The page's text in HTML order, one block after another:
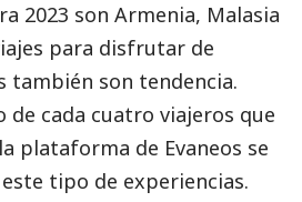
2023 son Armenia, Malasia
para disfrutar de
también son tendencia.
de cada cuatro viajeros que
plataforma de Evaneos se
tipo de experiencias.